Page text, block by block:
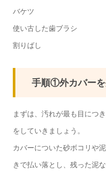
バケツ
使い古した歯ブラシ
割りばし
手順①外カバー
まずは、汚れが最も目につ
をしていきましょう。
カバーについた砂ボコリや
きで払い落とし、残った泥